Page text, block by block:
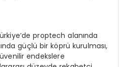
proptech alanında
güçlü bir köprü kurulması,
endekslere